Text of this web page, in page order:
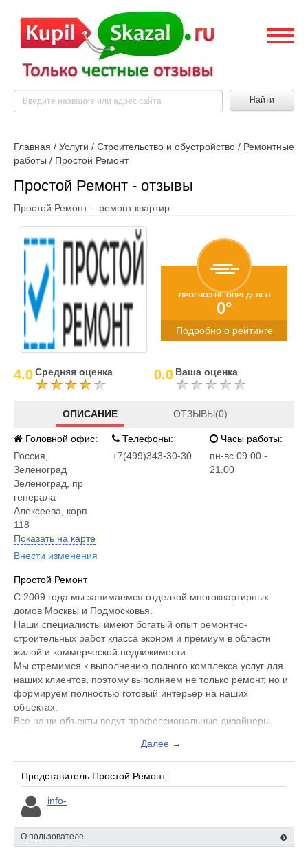
Найти
Главная / Услуги / Строительство и обустройство / Ремонтные
работы / Простой Ремонт
Простой Ремонт - отзывы
Простой Ремонт - ремонт квартир
ПРОГНОЗ НЕ ОПРЕДЕЛЕН
0°
Подробно о рейтинге
4.0Средняя оценка 0.0 Ваша оценка
ОПИСАНИЕ ОТЗЫВЫ(0)
Головной офис:
Россия
Зеленоград
Зеленоград, пр
генерала
Алексеева, корп.
118
Показать на карте
Внести изменения
Телефоны:
+7(499)343-30-30
Часы работы:
пн-вс 09.00 -
21.00
Простой Ремонт
С 2009 года мы занимаемся отделкой многоквартирных
домов Москвы и Подмосковья.
Наши специалисты имеют богатый опыт ремонтно-
строительных работ класса эконом и премиум в области
жилой и коммерческой недвижимости.
Мы стремимся к выполнению полного комплекса услуг для
наших клиентов, поэтому выполняем не только ремонт, но и
формируем полностью готовый интерьер на наших
объектах.
Все наши объекты ведут профессиональные дизайнеры,
Мы сотрудничаем с крупнейшими поставщиками материалов
и их торговыми представителями (Knauf, Основит,
KeramaMorazzi, Kronostar Kronospar, Эрфурт, Zador). Со
многими из них у нас прямые договоры на поставку
материалов.
Ваш проект ведет персональный Менеджер, с которым вы
проходите все этапы проектирования, согласования,
утверждения сметы, подбора материалов и выполнения всех
Далее →
Представитель Простой Ремонт:
info-
О пользователе